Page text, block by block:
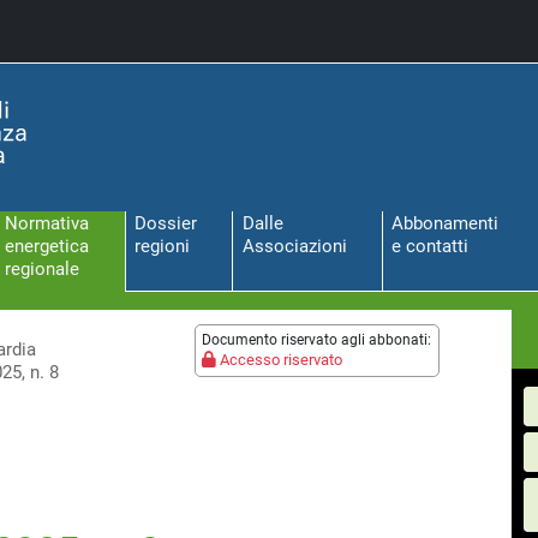
Normativa
energetica
regionale
Dossier
regioni
Dalle
Associazioni
Abbonamenti
e contatti
Documento riservato agli abbonati:
Accesso riservato
n. 8